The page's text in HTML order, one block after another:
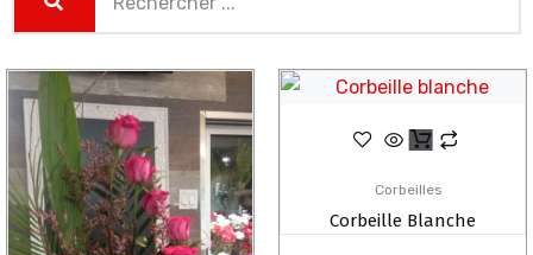
Corbeilles
Corbeille Blanche